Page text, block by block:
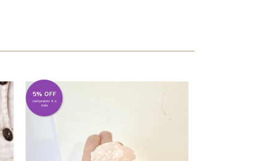
5% OFF
comprando 4 o
más